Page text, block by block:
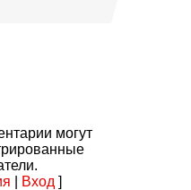
могут
Вход ]